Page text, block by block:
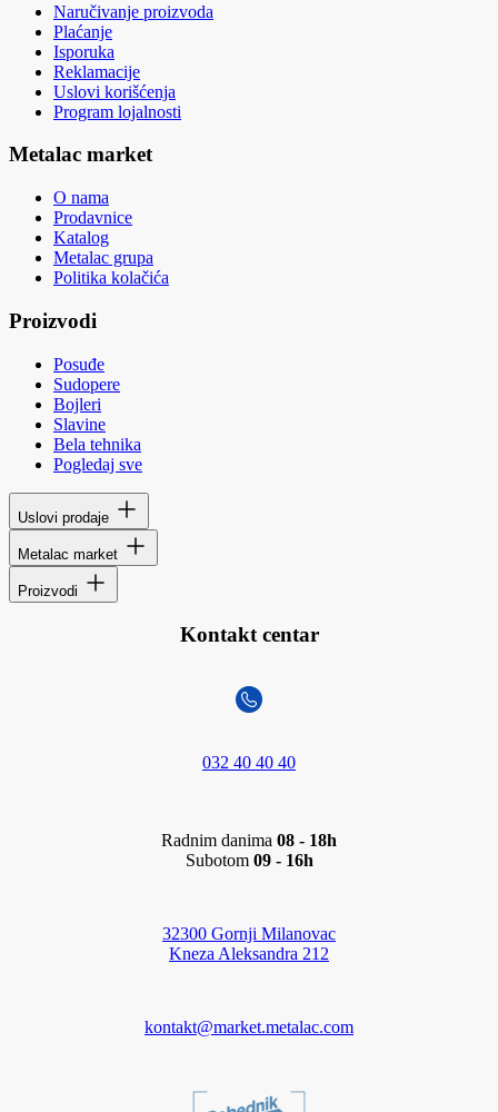
Naručivanje proizvoda
Plaćanje
Isporuka
Reklamacije
Uslovi korišćenja
Program lojalnosti
Metalac market
O nama
Prodavnice
Katalog
Metalac grupa
Politika kolačića
Proizvodi
Posuđe
Sudopere
Bojleri
Slavine
Bela tehnika
Pogledaj sve
Uslovi prodaje
Metalac market
Proizvodi
Kontakt centar
032 40 40 40
Radnim danima 08 - 18h
Subotom 09 - 16h
32300 Gornji Milanovac
Kneza Aleksandra 212
kontakt@market.metalac.com